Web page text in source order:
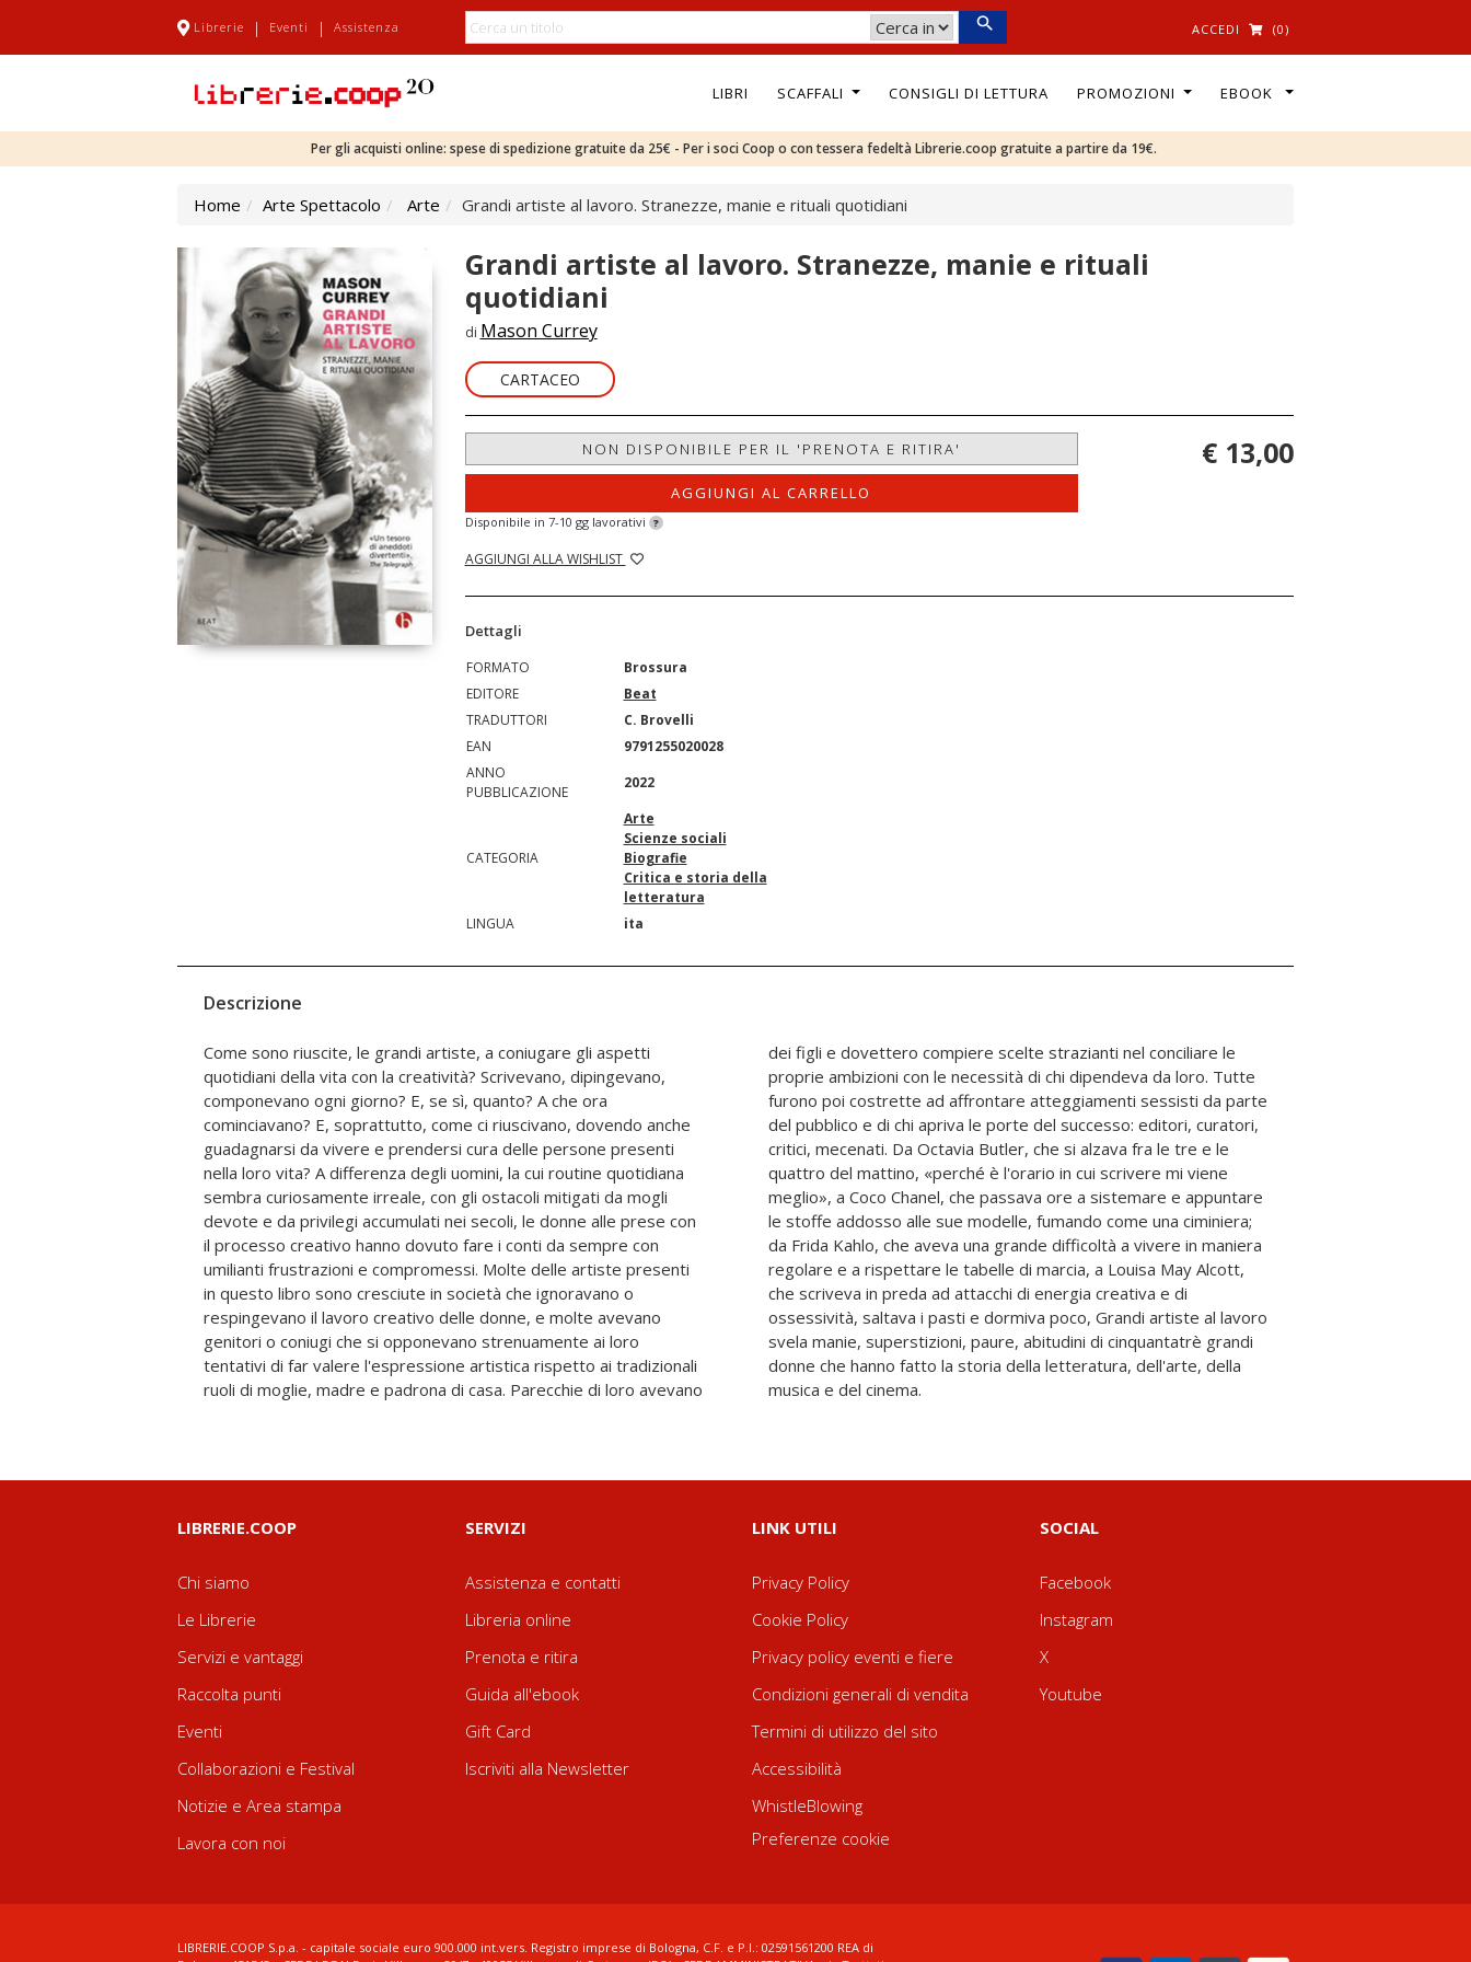
Librerie | Eventi | Assistenza ACCEDI (0)
LIBRI SCAFFALI CONSIGLI DI LETTURA PROMOZIONI EBOOK
Per gli acquisti online: spese di spedizione gratuite da 25€ - Per i soci Coop o con tessera fedeltà Librerie.coop gratuite a partire da 19€.
Home Arte Spettacolo Arte Grandi artiste al lavoro. Stranezze, manie e rituali quotidiani
Grandi artiste al lavoro. Stranezze, manie e rituali
quotidiani
di Mason Currey
CARTACEO
NON DISPONIBILE PER IL 'PRENOTA E RITIRA'
AGGIUNGI AL CARRELLO
Disponibile in 7-10 gg lavorativi ?
AGGIUNGI ALLA WISHLIST
€ 13,00
Dettagli
FORMATO
Brossura
EDITORE
Beat
TRADUTTORI
C. Brovelli
EAN
9791255020028
ANNO
PUBBLICAZIONE
2022
CATEGORIA
Arte
Scienze sociali
Biografie
Critica e storia della
letteratura
LINGUA
ita
Descrizione
Come sono riuscite, le grandi artiste, a coniugare gli aspetti
quotidiani della vita con la creatività? Scrivevano, dipingevano,
componevano ogni giorno? E, se sì, quanto? A che ora
cominciavano? E, soprattutto, come ci riuscivano, dovendo anche
guadagnarsi da vivere e prendersi cura delle persone presenti
nella loro vita? A differenza degli uomini, la cui routine quotidiana
sembra curiosamente irreale, con gli ostacoli mitigati da mogli
devote e da privilegi accumulati nei secoli, le donne alle prese con
il processo creativo hanno dovuto fare i conti da sempre con
umilianti frustrazioni e compromessi. Molte delle artiste presenti
in questo libro sono cresciute in società che ignoravano o
respingevano il lavoro creativo delle donne, e molte avevano
genitori o coniugi che si opponevano strenuamente ai loro
tentativi di far valere l'espressione artistica rispetto ai tradizionali
ruoli di moglie, madre e padrona di casa. Parecchie di loro avevano
dei figli e dovettero compiere scelte strazianti nel conciliare le
proprie ambizioni con le necessità di chi dipendeva da loro. Tutte
furono poi costrette ad affrontare atteggiamenti sessisti da parte
del pubblico e di chi apriva le porte del successo: editori, curatori,
critici, mecenati. Da Octavia Butler, che si alzava fra le tre e le
quattro del mattino, «perché è l'orario in cui scrivere mi viene
meglio», a Coco Chanel, che passava ore a sistemare e appuntare
le stoffe addosso alle sue modelle, fumando come una ciminiera;
da Frida Kahlo, che aveva una grande difficoltà a vivere in maniera
regolare e a rispettare le tabelle di marcia, a Louisa May Alcott,
che scriveva in preda ad attacchi di energia creativa e di
ossessività, saltava i pasti e dormiva poco, Grandi artiste al lavoro
svela manie, superstizioni, paure, abitudini di cinquantatrè grandi
donne che hanno fatto la storia della letteratura, dell'arte, della
musica e del cinema.
LIBRERIE.COOP
Chi siamo
Le Librerie
Servizi e vantaggi
Raccolta punti
Eventi
Collaborazioni e Festival
Notizie e Area stampa
Lavora con noi
SERVIZI
Assistenza e contatti
Libreria online
Prenota e ritira
Guida all'ebook
Gift Card
Iscriviti alla Newsletter
LINK UTILI
Privacy Policy
Cookie Policy
Privacy policy eventi e fiere
Condizioni generali di vendita
Termini di utilizzo del sito
Accessibilità
WhistleBlowing
Preferenze cookie
SOCIAL
Facebook
Instagram
X
Youtube
LIBRERIE.COOP S.p.a. - capitale sociale euro 900.000 int.vers. Registro imprese di Bologna, C.F. e P.I.: 02591561200 REA di